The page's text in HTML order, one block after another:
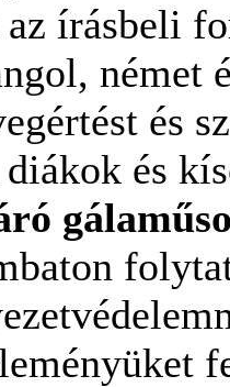
az írásbeli
német
és
diákok és